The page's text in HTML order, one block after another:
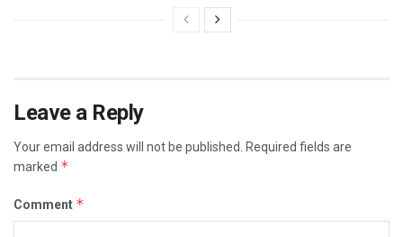
Leave a Reply
Your email address will not be published. Required fields are
marked *
Comment *